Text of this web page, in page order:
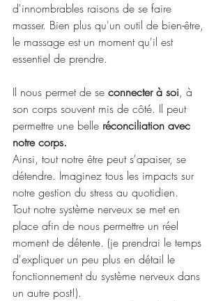
d'innombrables raisons de se faire
masser. Bien plus qu'un outil de bien-être,
le massage est un moment qu'il est
essentiel de prendre.
Il nous permet de se connecter à soi, à
son corps souvent mis de côté. Il peut
permettre une belle réconciliation avec
notre corps.
Ainsi, tout notre être peut s'apaiser, se
détendre. Imaginez tous les impacts sur
notre gestion du stress au quotidien.
Tout notre système nerveux se met en
place afin de nous permettre un réel
moment de détente. (je prendrai le temps
d'expliquer un peu plus en détail le
fonctionnement du système nerveux dans
un autre post!).